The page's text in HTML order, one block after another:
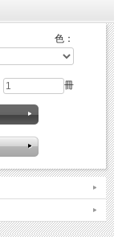
色：
冊